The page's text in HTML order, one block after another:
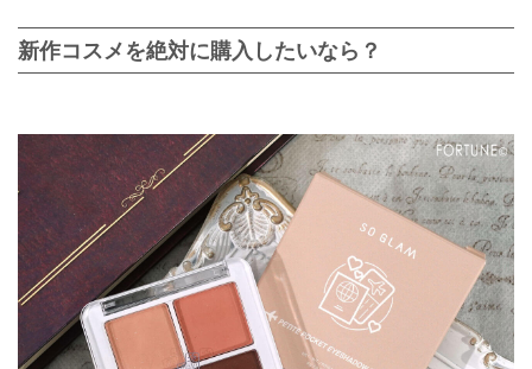
新作コスメを絶対に購入したいなら？